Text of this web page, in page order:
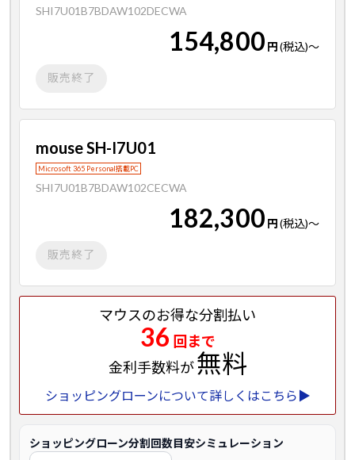
SHI7U01B7BDAW102DECWA
154,800 円(税込)～
販売終了
mouse SH-I7U01
Microsoft 365 Personal搭載PC
SHI7U01B7BDAW102CECWA
182,300 円(税込)～
販売終了
マウスのお得な分割払い
36 回まで
金利手数料が無料
ショッピングローンについて詳しくはこちら▶
ショッピングローン分割回数目安シミュレーション